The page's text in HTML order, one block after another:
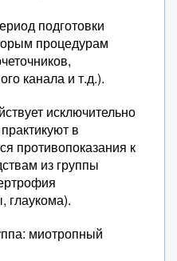
подготовки
процедурам
канала и т.д.).
исключительно
в
противопоказания к
из группы
глаукома).
миотропный